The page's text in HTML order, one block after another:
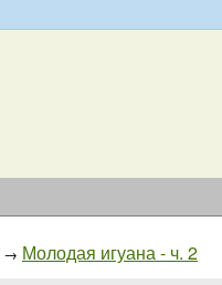
→ Молодая игуана - ч. 2